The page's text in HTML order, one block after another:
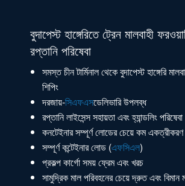
বুদাপেস্ট হাঙ্গেরিতে ট্রেন মালবাহী
রপ্তানি পরিষেবা
সমস্ত চীন টার্মিনাল থেকে বুদাপেস্ট হাঙ্গেরি
শিপিং
দরজায়-সিএফএসডেলিভারি উপলব্ধ
রপ্তানি লাইসেন্স সহায়তা এবং হ্যান্ডলিং পরিষেবা
কনটেইনার সম্পূর্ণ লোডের চেয়ে কম
সম্পূর্ণ কন্টেইনার লোড (এফসিএল)
প্রকল্প কার্গো সময় ফ্রেম এবং খরচ
সামুদ্রিক মাল পরিবহনের চেয়ে দ্রুত এবং বিমান